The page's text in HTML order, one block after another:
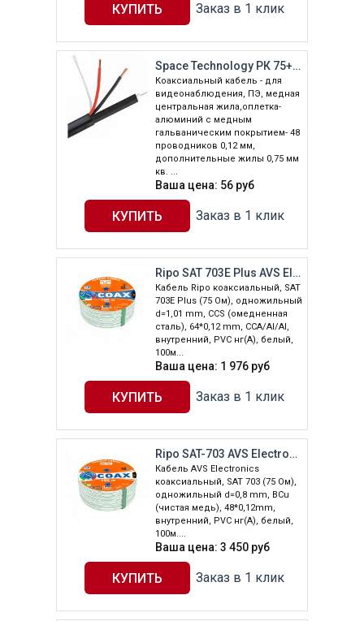
Заказ в 1 клик
Space Technology РК 75+2х0,75 (48) PE ВНЕШНИЙ (черный, 200м)
Коаксиальный кабель - для
видеонаблюдения, ПЭ, медная
центральная жила,оплетка-
алюминий с медным
гальваническим покрытием- 48
проводников 0,12 мм,
дополнительные жилы 0,75 мм
кв. ...
Ваша цена: 56 руб
Заказ в 1 клик
Ripo SAT 703E Plus AVS Electronics(100m)
Кабель Ripo коаксиальный, SAT
703E Plus (75 Ом), одножильный
d=1,01 mm, CCS (омедненная
сталь), 64*0,12 mm, CCA/AI/AI,
внутренний, PVC нг(A), белый,
100м...
Ваша цена: 1 976 руб
Заказ в 1 клик
Ripo SAT-703 AVS Electronics(100m)
Кабель AVS Electronics
коаксиальный, SAT 703 (75 Ом),
одножильный d=0,8 mm, BCu
(чистая медь), 48*0,12mm,
внутренний, PVC нг(A), белый,
100м....
Ваша цена: 3 450 руб
Заказ в 1 клик